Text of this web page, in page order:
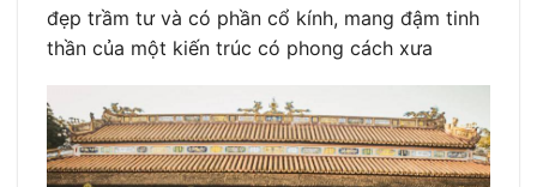
đẹp trầm tư và có phần cổ kính, mang đậm tinh
thần của một kiến trúc có phong cách xưa